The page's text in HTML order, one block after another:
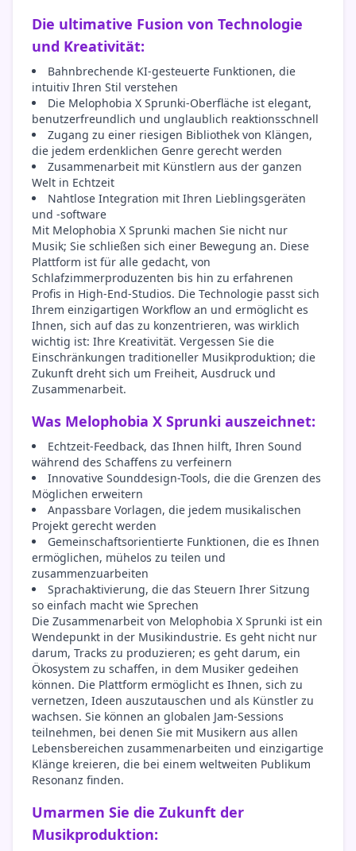
Die ultimative Fusion von Technologie
und Kreativität:
Bahnbrechende KI-gesteuerte Funktionen, die
intuitiv Ihren Stil verstehen
Die Melophobia X Sprunki-Oberfläche ist elegant,
benutzerfreundlich und unglaublich reaktionsschnell
Zugang zu einer riesigen Bibliothek von Klängen,
die jedem erdenklichen Genre gerecht werden
Zusammenarbeit mit Künstlern aus der ganzen
Welt in Echtzeit
Nahtlose Integration mit Ihren Lieblingsgeräten
und -software
Mit Melophobia X Sprunki machen Sie nicht nur
Musik; Sie schließen sich einer Bewegung an. Diese
Plattform ist für alle gedacht, von
Schlafzimmerproduzenten bis hin zu erfahrenen
Profis in High-End-Studios. Die Technologie passt sich
Ihrem einzigartigen Workflow an und ermöglicht es
Ihnen, sich auf das zu konzentrieren, was wirklich
wichtig ist: Ihre Kreativität. Vergessen Sie die
Einschränkungen traditioneller Musikproduktion; die
Zukunft dreht sich um Freiheit, Ausdruck und
Zusammenarbeit.
Was Melophobia X Sprunki auszeichnet:
Echtzeit-Feedback, das Ihnen hilft, Ihren Sound
während des Schaffens zu verfeinern
Innovative Sounddesign-Tools, die die Grenzen des
Möglichen erweitern
Anpassbare Vorlagen, die jedem musikalischen
Projekt gerecht werden
Gemeinschaftsorientierte Funktionen, die es Ihnen
ermöglichen, mühelos zu teilen und
zusammenzuarbeiten
Sprachaktivierung, die das Steuern Ihrer Sitzung
so einfach macht wie Sprechen
Die Zusammenarbeit von Melophobia X Sprunki ist ein
Wendepunkt in der Musikindustrie. Es geht nicht nur
darum, Tracks zu produzieren; es geht darum, ein
Ökosystem zu schaffen, in dem Musiker gedeihen
können. Die Plattform ermöglicht es Ihnen, sich zu
vernetzen, Ideen auszutauschen und als Künstler zu
wachsen. Sie können an globalen Jam-Sessions
teilnehmen, bei denen Sie mit Musikern aus allen
Lebensbereichen zusammenarbeiten und einzigartige
Klänge kreieren, die bei einem weltweiten Publikum
Resonanz finden.
Umarmen Sie die Zukunft der
Musikproduktion: